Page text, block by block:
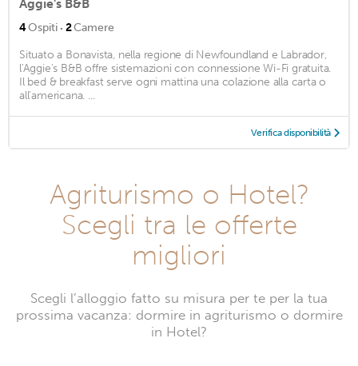
Aggie's B&B
4Ospiti · 2Camere
Situato a Bonavista, nella regione di Newfoundland e Labrador,
l'Aggie's B&B offre sistemazioni con connessione Wi-Fi gratuita.
Il bed & breakfast serve ogni mattina una colazione alla carta o
all'americana. ...
Verifica disponibilità
Agriturismo o Hotel?
Scegli tra le offerte
migliori
Scegli l’alloggio fatto su misura per te per la tua
prossima vacanza: dormire in agriturismo o dormire
in Hotel?